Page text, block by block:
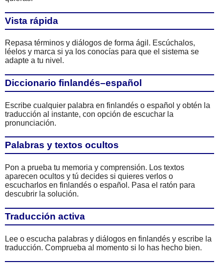
Vista rápida
Repasa términos y diálogos de forma ágil. Escúchalos,
léelos y marca si ya los conocías para que el sistema se
adapte a tu nivel.
Diccionario finlandés–español
Escribe cualquier palabra en finlandés o español y obtén la
traducción al instante, con opción de escuchar la
pronunciación.
Palabras y textos ocultos
Pon a prueba tu memoria y comprensión. Los textos
aparecen ocultos y tú decides si quieres verlos o
escucharlos en finlandés o español. Pasa el ratón para
descubrir la solución.
Traducción activa
Lee o escucha palabras y diálogos en finlandés y escribe la
traducción. Comprueba al momento si lo has hecho bien.